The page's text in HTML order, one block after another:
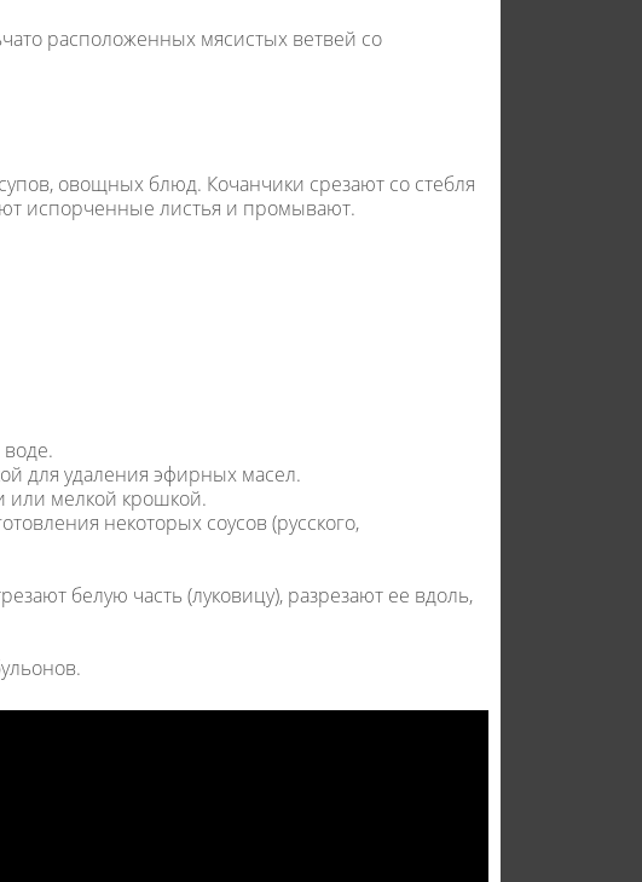
расположенных мясистых ветвей со
овощных блюд. Кочанчики срезают со стебля
испорченные листья и промывают.
для удаления эфирных масел.
или мелкой крошкой.
некоторых соусов (русского,
белую часть (луковицу), разрезают ее вдоль,